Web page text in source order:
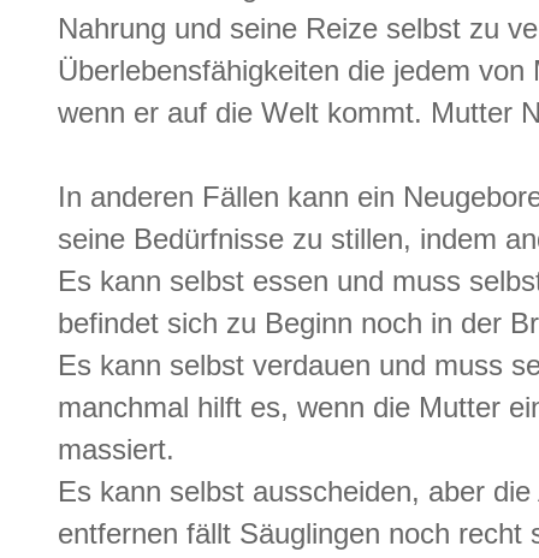
Nahrung und seine Reize selbst zu
Überlebensfähigkeiten die jedem
wenn er auf die Welt kommt. Mutter
In anderen Fällen kann ein
seine Bedürfnisse zu stillen, indem
Es kann selbst essen und muss
befindet sich zu Beginn noch in der
Es kann selbst verdauen und muss
manchmal hilft es, wenn die Mutter
massiert.
Es kann selbst ausscheiden, aber
entfernen fällt Säuglingen noch recht